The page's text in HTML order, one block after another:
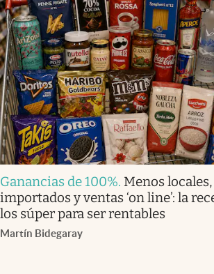
Ganancias de 100%. Menos
importados y ventas ‘on line’: la
los súper para ser rentables
Martín Bidegaray